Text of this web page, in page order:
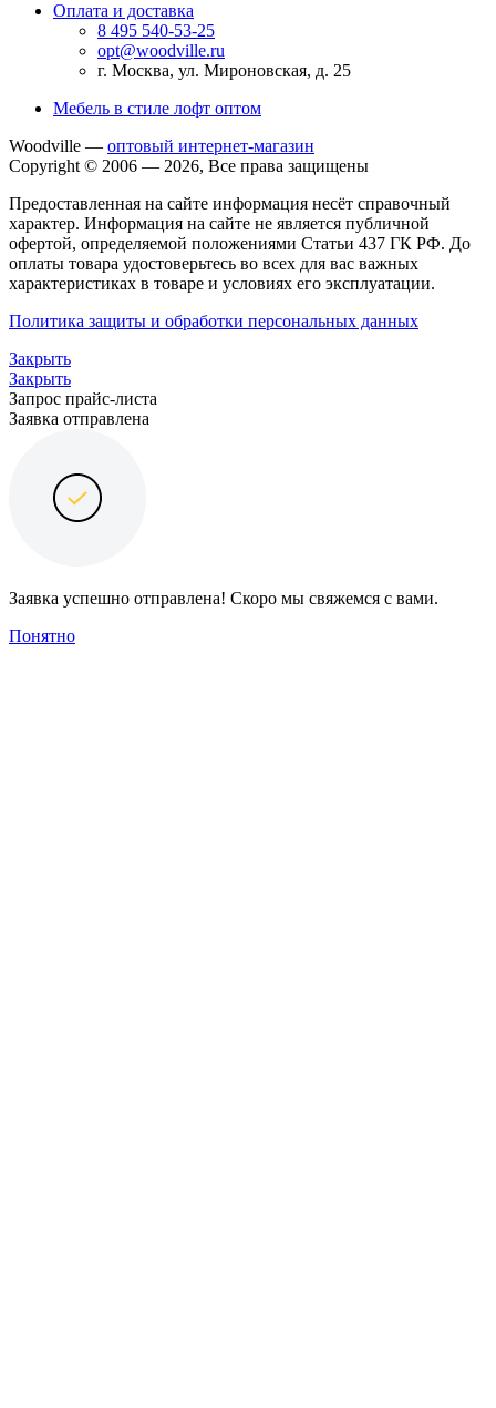
Оплата и доставка
8 495 540-53-25
opt@woodville.ru
г. Москва, ул. Мироновская, д. 25
Мебель в стиле лофт оптом
Woodville — оптовый интернет-магазин
Copyright © 2006 — 2026, Все права защищены
Предоставленная на сайте информация несёт справочный
характер. Информация на сайте не является публичной
офертой, определяемой положениями Статьи 437 ГК РФ. До
оплаты товара удостоверьтесь во всех для вас важных
характеристиках в товаре и условиях его эксплуатации.
Политика защиты и обработки персональных данных
Закрыть
Закрыть
Запрос прайс-листа
Заявка отправлена
Заявка успешно отправлена! Скоро мы свяжемся с вами.
Понятно